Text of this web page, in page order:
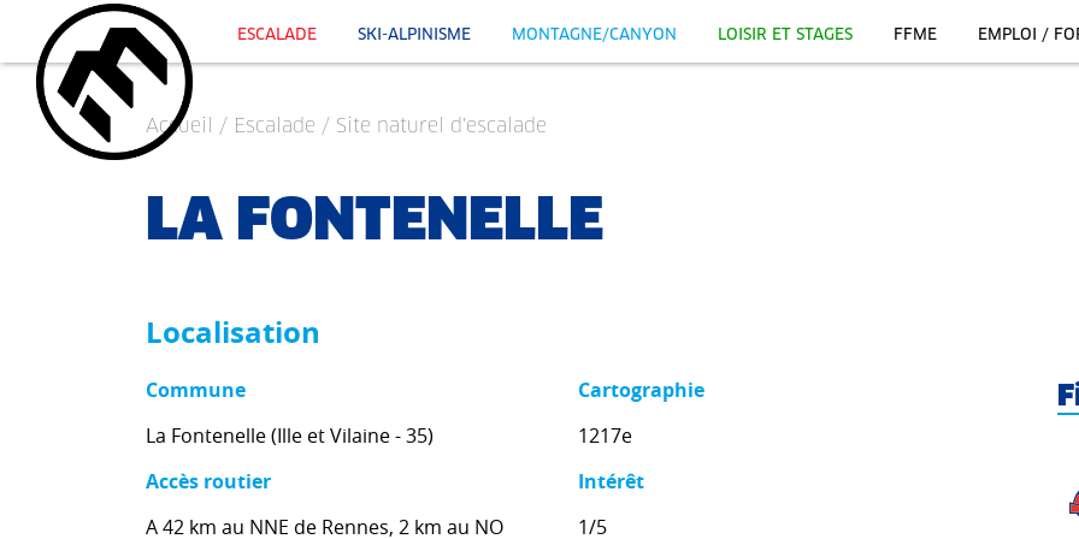
ESCALADE SKI-ALPINISME MONTAGNE/CANYON LOISIR ET STAGES FFME EMPLOI /
Accueil / Escalade / Site naturel d'escalade
LA FONTENELLE
Localisation
Commune
La Fontenelle (Ille et Vilaine - 35)
Accès routier
A 42 km au NNE de Rennes, 2 km au NO
Cartographie
1217e
Intérêt
1/5